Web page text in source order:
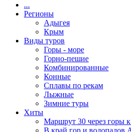
...
Регионы
Адыгея
Крым
Виды туров
Горы - море
Горно-пешие
Комбинированные
Конные
Сплавы по рекам
Лыжные
Зимние туры
Хиты
Маршрут 30 через горы
В край гор и водопадов